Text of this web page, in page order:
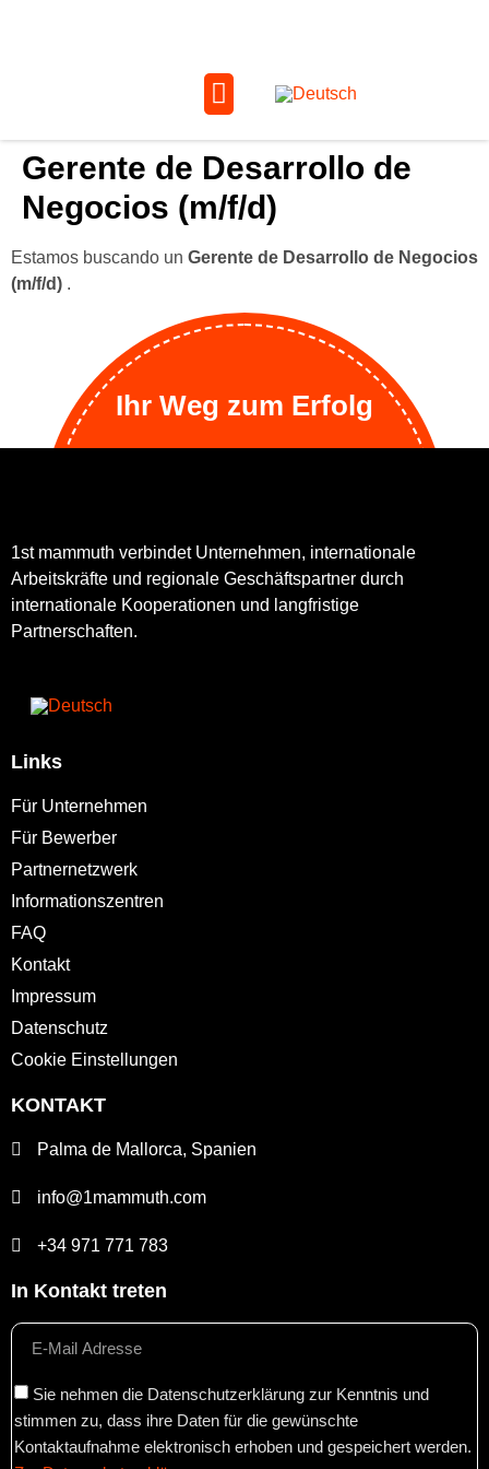
Gerente de Desarrollo de
Negocios (m/f/d)
Estamos buscando un Gerente de Desarrollo de Negocios
(m/f/d) .
Ihr Weg zum Erfolg
1st mammuth verbindet Unternehmen, internationale
Arbeitskräfte und regionale Geschäftspartner durch
internationale Kooperationen und langfristige
Partnerschaften.
Links
Für Unternehmen
Für Bewerber
Partnernetzwerk
Informationszentren
FAQ
Kontakt
Impressum
Datenschutz
Cookie Einstellungen
KONTAKT
Palma de Mallorca, Spanien
info@1mammuth.com
+34 971 771 783
In Kontakt treten
Sie nehmen die Datenschutzerklärung zur Kenntnis und
stimmen zu, dass ihre Daten für die gewünschte
Kontaktaufnahme elektronisch erhoben und gespeichert werden.